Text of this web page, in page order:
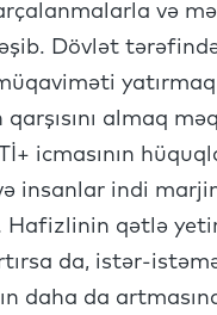
və
Dövlət
yatırmaq
qarşısını almaq
icmasının
insanlar indi
Hafizlinin qətlə
da, istər-
daha da